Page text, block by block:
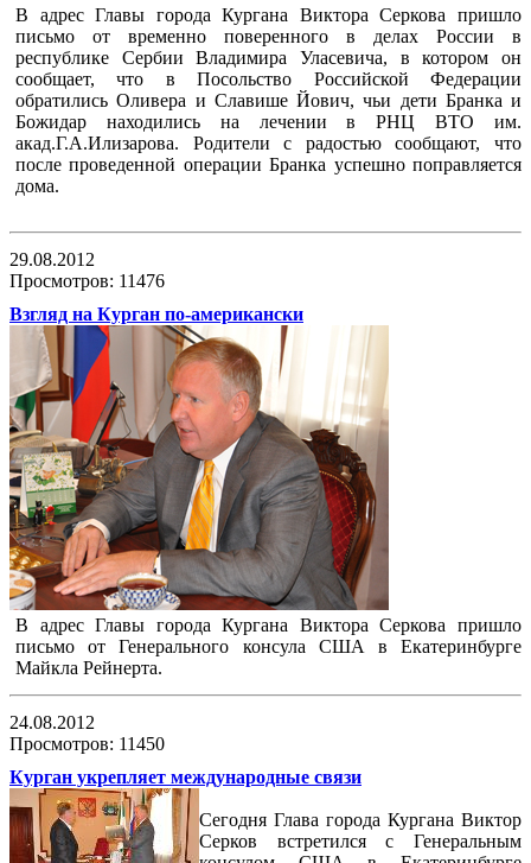
В адрес Главы города Кургана Виктора Серкова пришло
письмо от временно поверенного в делах России в
республике Сербии Владимира Уласевича, в котором он
сообщает, что в Посольство Российской Федерации
обратились Оливера и Славише Йович, чьи дети Бранка и
Божидар находились на лечении в РНЦ ВТО им.
акад.Г.А.Илизарова. Родители с радостью сообщают, что
после проведенной операции Бранка успешно поправляется
дома.
29.08.2012
Просмотров: 11476
Взгляд на Курган по-американски
В адрес Главы города Кургана Виктора Серкова пришло
письмо от Генерального консула США в Екатеринбурге
Майкла Рейнерта.
24.08.2012
Просмотров: 11450
Курган укрепляет международные связи
Сегодня Глава города Кургана Виктор
Серков встретился с Генеральным